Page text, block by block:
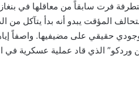
فرت سابقاً من معاقلها في
المؤقت يبدو أنه بدأ يتآكل
حقيقي على مضيفيها. واصفاً إياهم
الذي قاد عملية عسكرية في